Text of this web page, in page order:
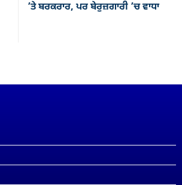
’ਤੇ ਬਰਕਰਾਰ, ਪਰ ਬੇਰੁਜ਼ਗਾਰੀ ’ਚ ਵਾਧਾ